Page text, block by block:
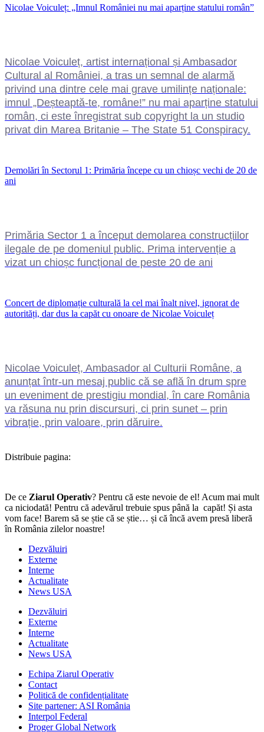
Nicolae Voiculeț: „Imnul României nu mai aparține statului român”
Nicolae Voiculeț, artist internațional și Ambasador
Cultural al României, a tras un semnal de alarmă
privind una dintre cele mai grave umilințe naționale:
imnul „Deșteaptă-te, române!” nu mai aparține statului
român, ci este înregistrat sub copyright la un studio
privat din Marea Britanie – The State 51 Conspiracy.
Demolări în Sectorul 1: Primăria începe cu un chioșc vechi de 20 de
ani
Primăria Sector 1 a început demolarea construcțiilor
ilegale de pe domeniul public. Prima intervenție a
vizat un chioșc funcțional de peste 20 de ani
Concert de diplomație culturală la cel mai înalt nivel, ignorat de
autorități, dar dus la capăt cu onoare de Nicolae Voiculeț
Nicolae Voiculeț, Ambasador al Culturii Române, a
anunțat într-un mesaj public că se află în drum spre
un eveniment de prestigiu mondial, în care România
va răsuna nu prin discursuri, ci prin sunet – prin
vibrație, prin valoare, prin dăruire.
Distribuie pagina:
De ce Ziarul Operativ? Pentru că este nevoie de el! Acum mai mult
ca niciodată! Pentru că adevărul trebuie spus până la capăt! Și asta
vom face! Barem să se știe că se știe… și că încă avem presă liberă
în România zilelor noastre!
Dezvăluiri
Externe
Interne
Actualitate
News USA
Dezvăluiri
Externe
Interne
Actualitate
News USA
Echipa Ziarul Operativ
Contact
Politică de confidențialitate
Site partener: ASI România
Interpol Federal
Proger Global Network